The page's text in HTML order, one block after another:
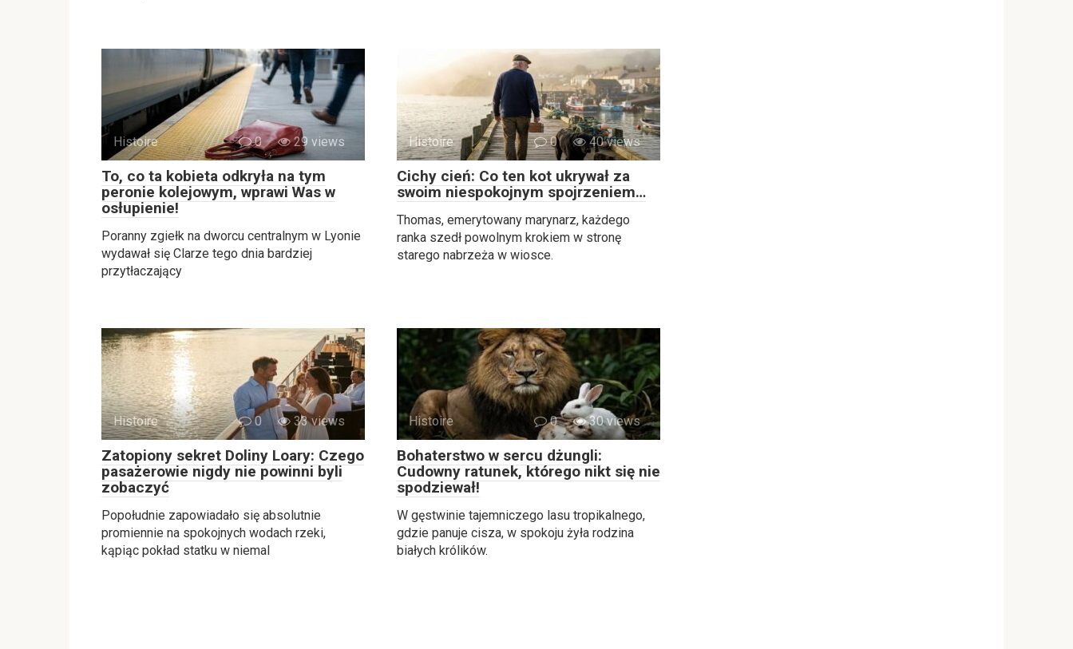
Histoire 0 29 views
To, co ta kobieta odkryła na tym
peronie kolejowym, wprawi Was w
osłupienie!
Poranny zgiełk na dworcu centralnym w Lyonie
wydawał się Clarze tego dnia bardziej
przytłaczający
Histoire 0 40 views
Cichy cień: Co ten kot ukrywał za
swoim niespokojnym spojrzeniem…
Thomas, emerytowany marynarz, każdego
ranka szedł powolnym krokiem w stronę
starego nabrzeża w wiosce.
Histoire 0 33 views
Zatopiony sekret Doliny Loary: Czego
pasażerowie nigdy nie powinni byli
zobaczyć
Popołudnie zapowiadało się absolutnie
promiennie na spokojnych wodach rzeki,
kąpiąc pokład statku w niemal
Histoire 0 30 views
Bohaterstwo w sercu dżungli:
Cudowny ratunek, którego nikt się nie
spodziewał!
W gęstwinie tajemniczego lasu tropikalnego,
gdzie panuje cisza, w spokoju żyła rodzina
białych królików.